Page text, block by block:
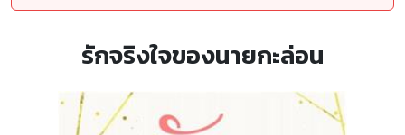
รักจริงใจของนายกะล่อน